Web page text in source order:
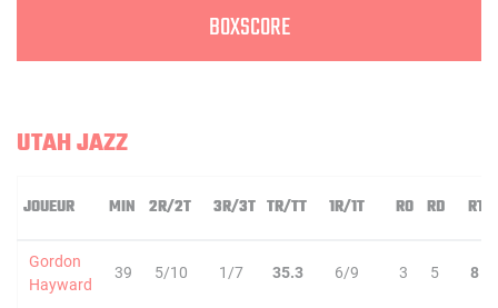
BOXSCORE
UTAH JAZZ
JOUEUR MIN 2R/2T 3R/3T TR/TT 1R/1T RO RD RT
Gordon
Hayward
39 5/10 1/7 35.3 6/9 3 5 8